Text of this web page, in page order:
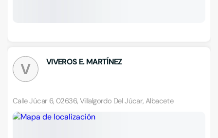
V VIVEROS E. MARTÍNEZ
Calle Júcar 6, 02636, Villalgordo Del Júcar, Albacete